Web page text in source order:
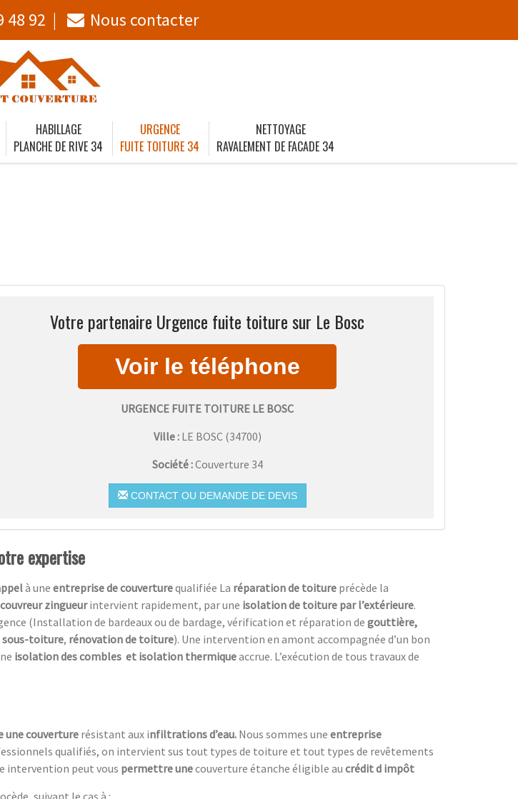
48 92 Nous contacter
HABILLAGE
PLANCHE DE RIVE 34
URGENCE
FUITE TOITURE 34
NETTOYAGE
RAVALEMENT DE FACADE 34
Votre partenaire Urgence fuite toiture sur Le Bosc
URGENCE FUITE TOITURE LE BOSC
Ville : LE BOSC(34700)
Société :Couverture 34
CONTACT OU DEMANDE DE DEVIS
expertise
à une entreprise de couverturequalifiée La réparation de toiture précède la
zingueurintervient rapidement, par une isolation de toiture par l’extérieure.
(Installation de bardeaux ou de bardage, vérification et réparation de gouttière,
sous-toiture, rénovation de toiture). Une intervention en amont accompagnée d’un bon
isolation des combles et isolation thermiqueaccrue. L’exécution de tous travaux de
une couverturerésistant aux infiltrations d’eau. Nous sommes une entreprise
qualifiés, on intervient sus tout types de toiture et tout types de revêtements
intervention peut vous permettre unecouverture étanche éligible au crédit d impôt
suivant le cas à :